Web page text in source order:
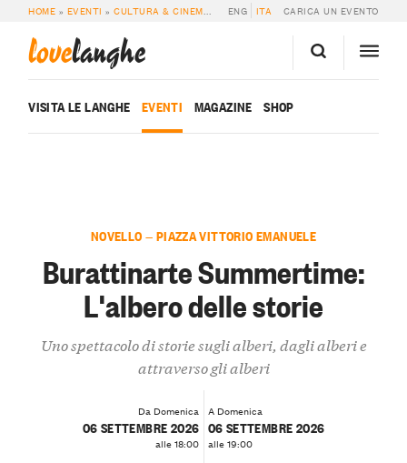
HOME » EVENTI »CULTURA & CINEMA » BURATTINARTE SUMMERTIME:
ENG ITA CARICA UN EVENTO
lovelanghe
VISITA LE LANGHE EVENTI MAGAZINE SHOP
NOVELLO — PIAZZA VITTORIO EMANUELE
Burattinarte Summertime:
L'albero delle storie
Uno spettacolo di storie sugli alberi, dagli alberi e
attraverso gli alberi
Da Domenica
06 SETTEMBRE 2026
alle 18:00
A Domenica
06 SETTEMBRE 2026
alle 19:00